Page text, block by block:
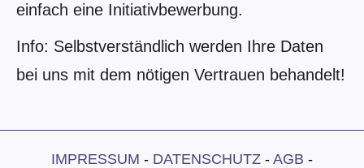
einfach eine Initiativbewerbung.
Info: Selbstverständlich werden Ihre Daten
bei uns mit dem nötigen Vertrauen behandelt!
IMPRESSUM - DATENSCHUTZ - AGB -